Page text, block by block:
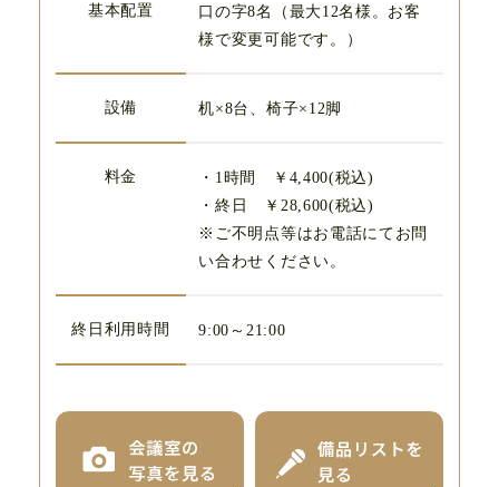
基本配置
口の字8名（最大12名様。お客
様で変更可能です。）
設備 机×8台、椅子×12脚
料金
・1時間 ￥4,400(税込)
・終日 ￥28,600(税込)
※ご不明点等はお電話にてお問
い合わせください。
終日利用時間 9:00～21:00